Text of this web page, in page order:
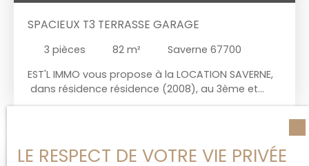
SPACIEUX T3 TERRASSE GARAGE
3 pièces 82 m²
Saverne 67700
EST'L IMMO vous propose à la LOCATION SAVERNE,
dans résidence résidence (2008), au 3ème et
dernier étage avec ascenseur, très bel
équipée ouverte sur séjour (terrasse) ,
dégagement, deux grandes chambres dont une
LE RESPECT DE VOTRE VIE PRIVÉE